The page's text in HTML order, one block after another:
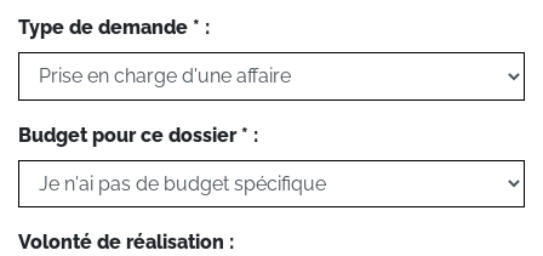
Type de demande * :
Budget pour ce dossier * :
Volonté de réalisation :